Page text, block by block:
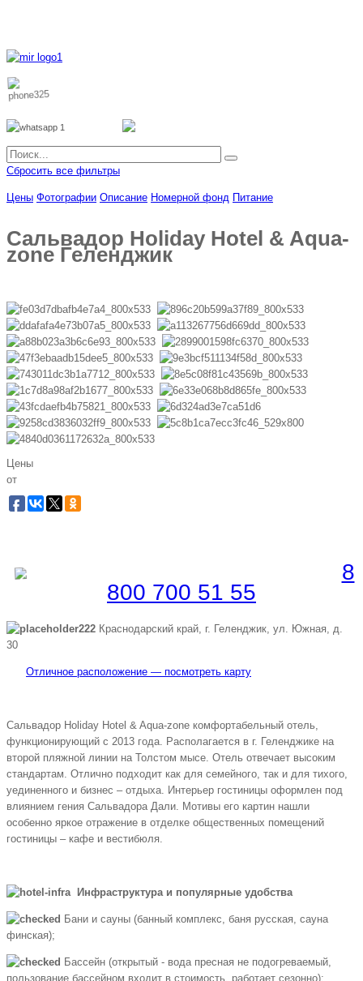
8 962 888 51 55
Сбросить все фильтры
Цены Фотографии Описание Номерной фонд Питание
Сальвадор Holiday Hotel & Aqua-
zone Геленджик
Цены
от
8
800 700 51 55
Краснодарский край, г. Геленджик, ул. Южная, д.
30
Отличное расположение — посмотреть карту
Сальвадор Holiday Hotel & Aqua-zone комфортабельный отель,
функционирующий с 2013 года. Располагается в г. Геленджике на
второй пляжной линии на Толстом мысе. Отель отвечает высоким
стандартам. Отлично подходит как для семейного, так и для тихого,
уединенного и бизнес – отдыха. Интерьер гостиницы оформлен под
влиянием гения Сальвадора Дали. Мотивы его картин нашли
особенно яркое отражение в отделке общественных помещений
гостиницы – кафе и вестибюля.
Инфраструктура и популярные удобства
Бани и сауны (банный комплекс, баня русская, сауна
финская);
Бассейн (открытый - вода пресная не подогреваемый,
пользование бассейном входит в стоимость, работает сезонно);